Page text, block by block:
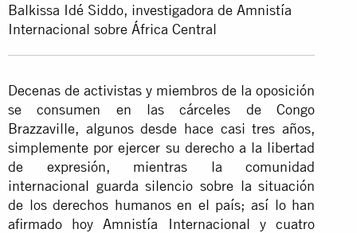
Balkissa Idé Siddo, investigadora de Amnistía
Internacional sobre África Central
Decenas de activistas y miembros de la oposición
se consumen en las cárceles de Congo
Brazzaville, algunos desde hace casi tres años,
simplemente por ejercer su derecho a la libertad
de expresión, mientras la comunidad
internacional guarda silencio sobre la situación
de los derechos humanos en el país; así lo han
afirmado hoy Amnistía Internacional y cuatro